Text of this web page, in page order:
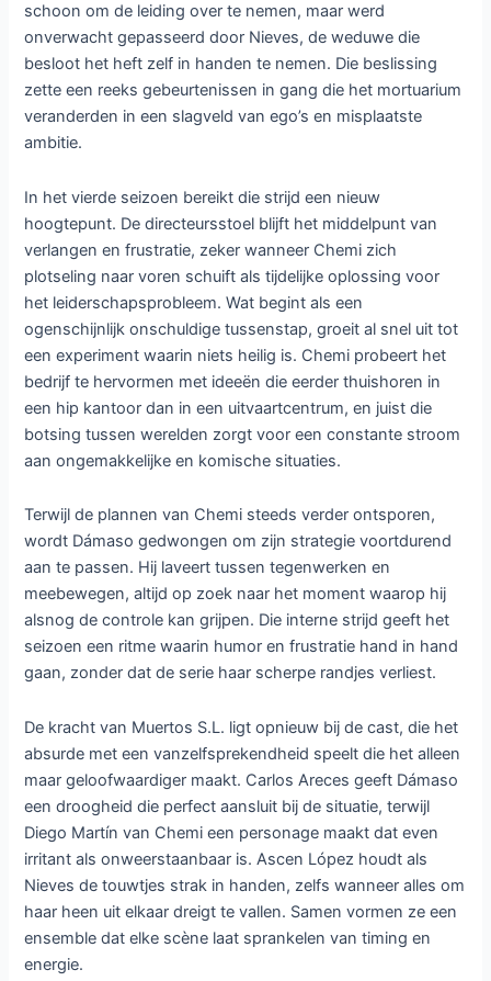
schoon om de leiding over te nemen, maar werd
onverwacht gepasseerd door Nieves, de weduwe die
besloot het heft zelf in handen te nemen. Die beslissing
zette een reeks gebeurtenissen in gang die het mortuarium
veranderden in een slagveld van ego’s en misplaatste
ambitie.
In het vierde seizoen bereikt die strijd een nieuw
hoogtepunt. De directeursstoel blijft het middelpunt van
verlangen en frustratie, zeker wanneer Chemi zich
plotseling naar voren schuift als tijdelijke oplossing voor
het leiderschapsprobleem. Wat begint als een
ogenschijnlijk onschuldige tussenstap, groeit al snel uit tot
een experiment waarin niets heilig is. Chemi probeert het
bedrijf te hervormen met ideeën die eerder thuishoren in
een hip kantoor dan in een uitvaartcentrum, en juist die
botsing tussen werelden zorgt voor een constante stroom
aan ongemakkelijke en komische situaties.
Terwijl de plannen van Chemi steeds verder ontsporen,
wordt Dámaso gedwongen om zijn strategie voortdurend
aan te passen. Hij laveert tussen tegenwerken en
meebewegen, altijd op zoek naar het moment waarop hij
alsnog de controle kan grijpen. Die interne strijd geeft het
seizoen een ritme waarin humor en frustratie hand in hand
gaan, zonder dat de serie haar scherpe randjes verliest.
De kracht van Muertos S.L. ligt opnieuw bij de cast, die het
absurde met een vanzelfsprekendheid speelt die het alleen
maar geloofwaardiger maakt. Carlos Areces geeft Dámaso
een droogheid die perfect aansluit bij de situatie, terwijl
Diego Martín van Chemi een personage maakt dat even
irritant als onweerstaanbaar is. Ascen López houdt als
Nieves de touwtjes strak in handen, zelfs wanneer alles om
haar heen uit elkaar dreigt te vallen. Samen vormen ze een
ensemble dat elke scène laat sprankelen van timing en
energie.